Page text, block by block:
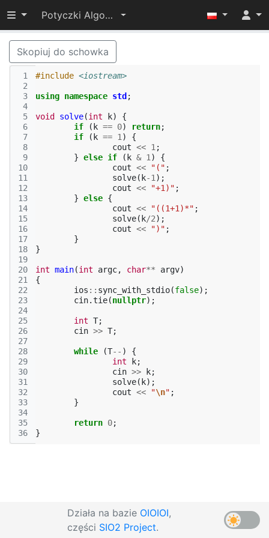
Przełącz widoczność menu
Potyczki Algorytmiczne 2016
Skopiuj do schowka
1
2
3
4
5
6
7
8
9
10
11
12
13
14
15
16
17
18
19
20
21
22
23
24
25
26
27
28
29
30
31
32
33
34
35
36
#include <iostream>
using namespace std ;
void solve(int k)
{
if
( k == 0) return;
if
( k == 1 )
{
cout << 1 ;
} else if ( k & 1 )
{
cout << "(" ;
solve( k-1 );
cout << "+1)" ;
} else {
cout << "((1+1)*" ;
solve( k/2);
cout << ")" ;
}
}
int main(int argc, char** argv)
{
ios :: sync_with_stdio(false);
cin.tie(nullptr);
int T;
cin >> T;
while (T-- )
{
int
k;
cin >> k;
solve( k);
cout << "\n" ;
}
return 0;
}
Działa na bazie OIOIOI,
części SIO2 Project.